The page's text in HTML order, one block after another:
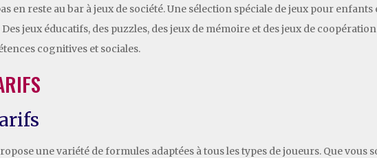
en reste au bar à jeux de société. Une sélection spéciale de jeux pour
jeux éducatifs, des puzzles, des jeux de mémoire et des jeux de
cognitives et sociales.
une variété de formules adaptées à tous les types de joueurs. Que vous